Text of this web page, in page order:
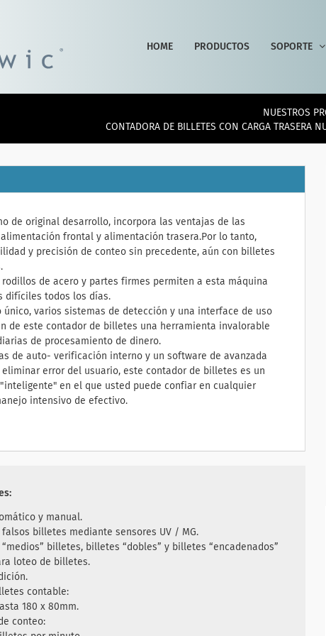
HOME PRODUCTOS SOPORTE
NUESTROS
CONTADORA DE BILLETES CON CARGA TRASERA
de original desarrollo, incorpora las ventajas de las
frontal y alimentación trasera.Por lo tanto,
y precisión de conteo sin precedente, aún con billetes
rodillos de acero y partes firmes permiten a esta máquina
difíciles todos los días.
único, varios sistemas de detección y una interface de uso
de este contador de billetes una herramienta invalorable
de procesamiento de dinero.
de auto- verificación interno y un software de avanzada
error del usuario, este contador de billetes es un
en el que usted puede confiar en cualquier
intensivo de efectivo.
y manual.
falsos billetes mediante sensores UV / MG.
billetes, billetes “dobles” y billetes “encadenados”
loteo de billetes.
billetes contable:
180 x 80mm.
conteo: